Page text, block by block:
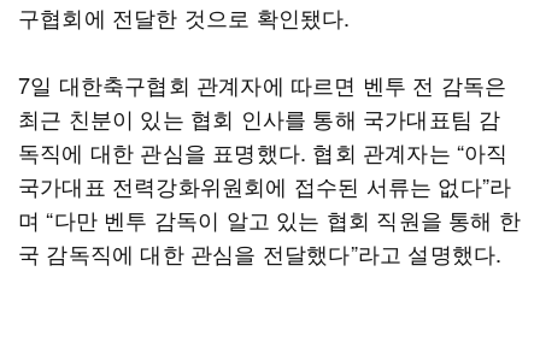
구협회에 전달한 것으로 확인됐다.
7일 대한축구협회 관계자에 따르면 벤투 전 감독은
최근 친분이 있는 협회 인사를 통해 국가대표팀 감
독직에 대한 관심을 표명했다. 협회 관계자는 “아직
국가대표 전력강화위원회에 접수된 서류는 없다”라
며 “다만 벤투 감독이 알고 있는 협회 직원을 통해 한
국 감독직에 대한 관심을 전달했다”라고 설명했다.